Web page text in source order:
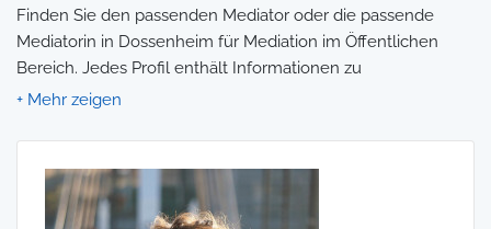
Finden Sie den passenden Mediator oder die passende
Mediatorin in Dossenheim für Mediation im Öffentlichen
Bereich. Jedes Profil enthält Informationen zu
Qualifikationen und Spezialisierungen, sodass Sie gezielt die
kontaktieren können. Wir selbst vermitteln keine
Mediationen, sondern stellen die Plattform zur Verfügung,
um Ihnen die Suche zu erleichtern.